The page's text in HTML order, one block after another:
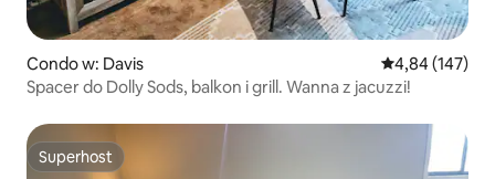
Condo w: Davis Średnia
4,84 (147)
Spacer do Dolly Sods, balkon i grill. Wanna z jacuzzi!
Superhost
Superhost